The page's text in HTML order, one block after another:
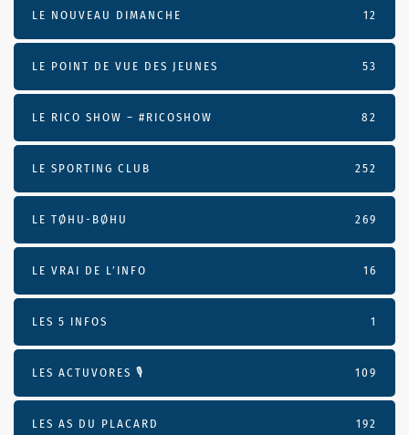
LE NOUVEAU DIMANCHE 12
LE POINT DE VUE DES JEUNES 53
LE RICO SHOW – #RICOSHOW 82
LE SPORTING CLUB 252
LE TØHU-BØHU 269
LE VRAI DE L’INFO 16
LES 5 INFOS 1
LES ACTUVORES 🎙 109
LES AS DU PLACARD 192